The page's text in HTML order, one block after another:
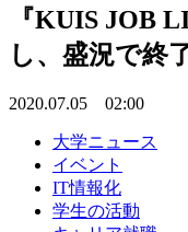
『KUIS JOB
し、盛況で終
2020.07.05 02:00
大学ニュース
イベント
IT情報化
学生の活動